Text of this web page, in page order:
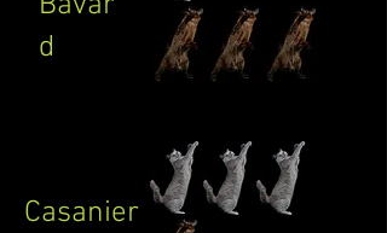
d
Casanier